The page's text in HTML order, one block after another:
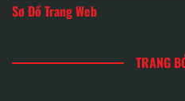
Sơ Đồ Trang Web
TRANG